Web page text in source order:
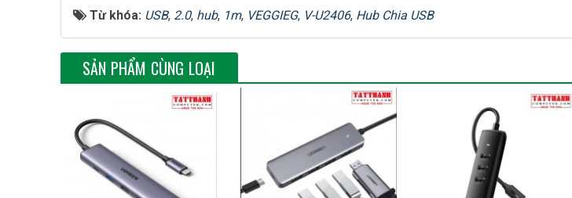
Từ khóa: USB, 2.0, hub, 1m, VEGGIEG, V-U2406, Hub Chia USB
SẢN PHẨM CÙNG LOẠI